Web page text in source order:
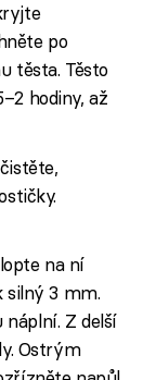
po
těsta. Těsto
hodiny, až
na ní
silný 3 mm.
Z delší
Ostrým